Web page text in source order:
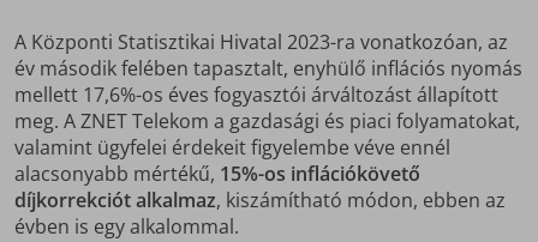
A Központi Statisztikai Hivatal 2023-ra vonatkozóan, az
év második felében tapasztalt, enyhülő inflációs nyomás
mellett 17,6%-os éves fogyasztói árváltozást állapított
meg. A ZNET Telekom a gazdasági és piaci folyamatokat,
valamint ügyfelei érdekeit figyelembe véve ennél
alacsonyabb mértékű, 15%-os inflációkövető
díjkorrekciót alkalmaz, kiszámítható módon, ebben az
évben is egy alkalommal.